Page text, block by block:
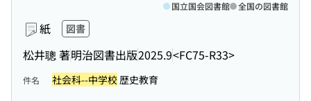
紙 図書
松井聰 著明治図書出版2025.9<FC75-R33>
国立国会図書館 全国の図書館
件名 社会科--中学校歴史教育